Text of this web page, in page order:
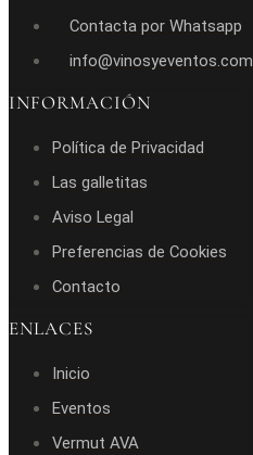
Contacta por Whatsapp
info@vinosyeventos.com
INFORMACIÓN
Política de Privacidad
Las galletitas
Aviso Legal
Preferencias de Cookies
Contacto
ENLACES
Inicio
Eventos
Vermut AVA